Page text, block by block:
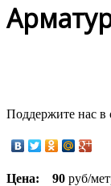
Поддержите нас в
Цена: 90 руб/